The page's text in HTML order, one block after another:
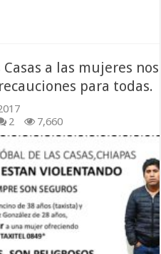
Casas a las mujeres nos
para todas.
2 7,660